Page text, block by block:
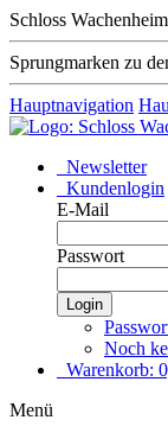
Schloss
Sprungmarken zu
Hauptnavigation
Newsletter
Kundenlogin
E-Mail
Passwort
Login
Noch
Warenkorb:
Menü